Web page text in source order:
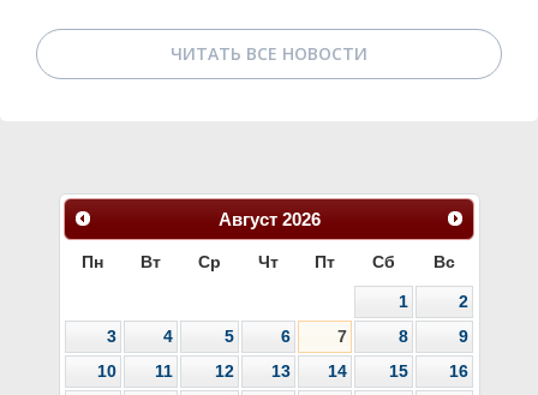
ЧИТАТЬ ВСЕ НОВОСТИ
Август 2026
Пн Вт Ср Чт Пт Сб Вс
1
2
3
4 5 6 7 8
9
10
11 12 13 14 15
16